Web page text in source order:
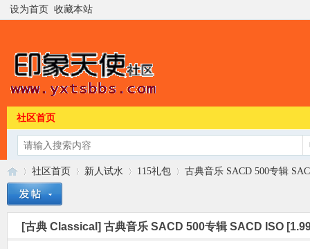
设为首页 收藏本站
社区首页
»
社区首页
›
新人试水
›
115礼包
›
古典音乐 SACD 500专辑
[古典 Classical] 古典音乐 SACD 500专辑 SACD ISO